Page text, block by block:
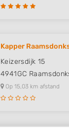
Kapper
Keizersdijk 15
4941GC
Op 15,03 km afstand